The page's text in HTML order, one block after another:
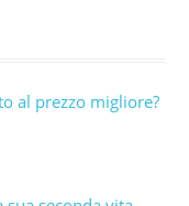
al prezzo migliore?